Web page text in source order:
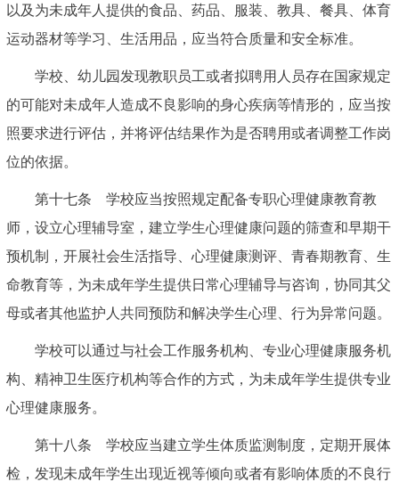
以及为未成年人提供的食品、药品、服装、教具、餐具、体育
运动器材等学习、生活用品，应当符合质量和安全标准。
学校、幼儿园发现教职员工或者拟聘用人员存在国家规定
的可能对未成年人造成不良影响的身心疾病等情形的，应当按
照要求进行评估，并将评估结果作为是否聘用或者调整工作岗
位的依据。
第十七条 学校应当按照规定配备专职心理健康教育教
师，设立心理辅导室，建立学生心理健康问题的筛查和早期干
预机制，开展社会生活指导、心理健康测评、青春期教育、生
命教育等，为未成年学生提供日常心理辅导与咨询，协同其父
母或者其他监护人共同预防和解决学生心理、行为异常问题。
学校可以通过与社会工作服务机构、专业心理健康服务机
构、精神卫生医疗机构等合作的方式，为未成年学生提供专业
心理健康服务。
第十八条 学校应当建立学生体质监测制度，定期开展体
检，发现未成年学生出现近视等倾向或者有影响体质的不良行